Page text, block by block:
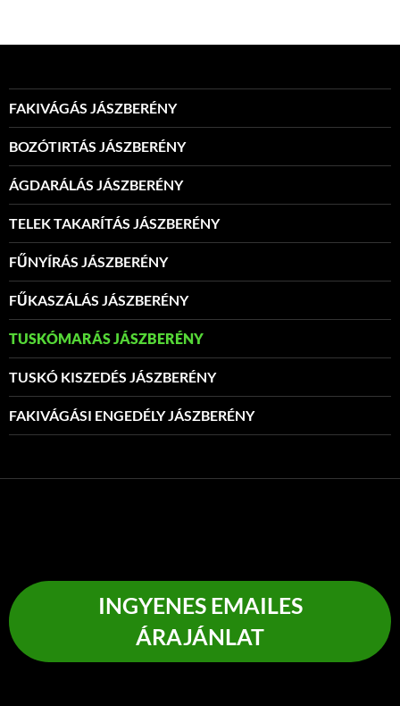
FAKIVÁGÁS JÁSZBERÉNY
BOZÓTIRTÁS JÁSZBERÉNY
ÁGDARÁLÁS JÁSZBERÉNY
TELEK TAKARÍTÁS JÁSZBERÉNY
FŰNYÍRÁS JÁSZBERÉNY
FŰKASZÁLÁS JÁSZBERÉNY
TUSKÓMARÁS JÁSZBERÉNY
TUSKÓ KISZEDÉS JÁSZBERÉNY
FAKIVÁGÁSI ENGEDÉLY JÁSZBERÉNY
INGYENES EMAILES
ÁRAJÁNLAT